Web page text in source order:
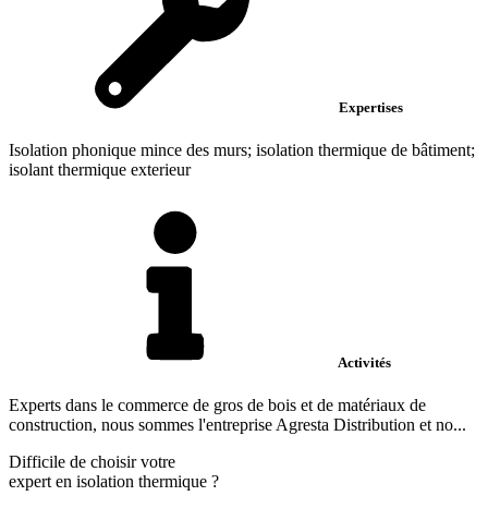
Expertises
Isolation phonique mince des murs; isolation thermique de bâtiment;
isolant thermique exterieur
Activités
Experts dans le commerce de gros de bois et de matériaux de
construction, nous sommes l'entreprise Agresta Distribution et no...
Difficile de choisir votre
expert en isolation thermique ?